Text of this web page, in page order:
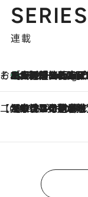
SERIES
連載
そおだよおこの関西おいしい、おやつ紀行
10 Hours Ago
［大阪府箕面市］一皿一皿目の前で仕上げられる、料理を巧みに組み込んだアシェットデセールコース「ミチル アシェット デセー
【CREA×星野リゾート】唯一無二。癒し
2026.8.7
【トンボの足水浴】ヒノキの香りに包まれて涼感マックス！約13℃の湧水かけ流しを